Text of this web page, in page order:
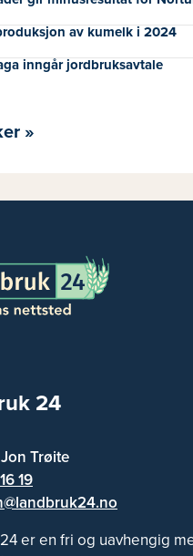
av kumelk i 2024
inngår jordbruksavtale
»
24
Trøite
19
er en fri og uavhengig